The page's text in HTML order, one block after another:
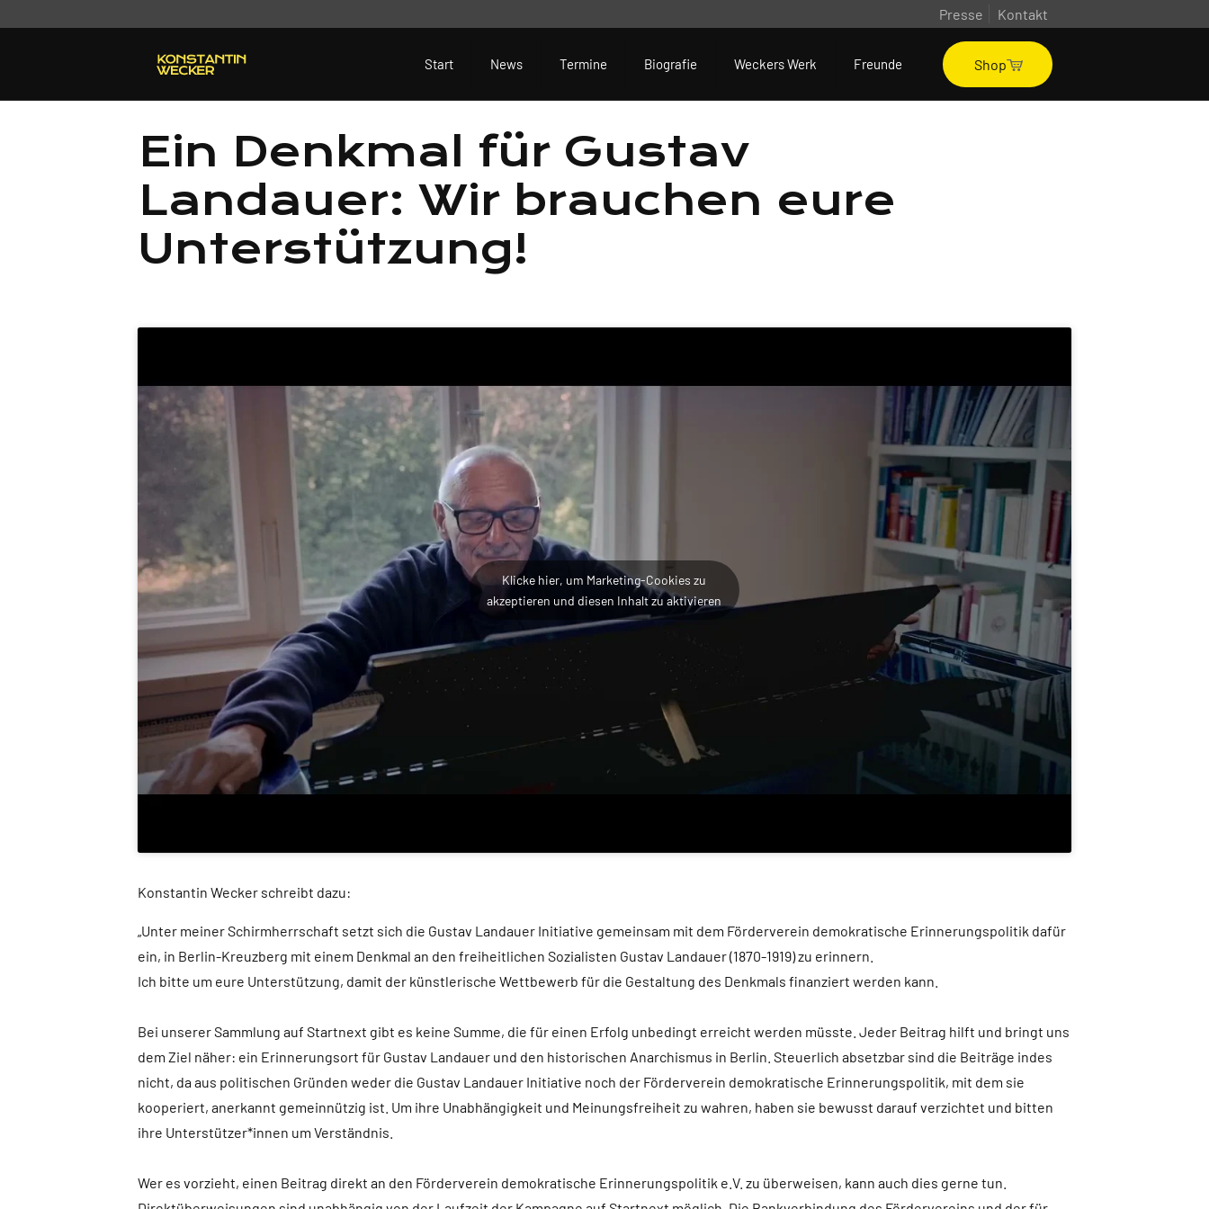
Presse Kontakt
Start News Termine Biografie Weckers Werk Freunde Shop
Ein Denkmal für Gustav
Landauer: Wir brauchen eure
Unterstützung!
Klicke hier, um Marketing-Cookies zu
akzeptieren und diesen Inhalt zu aktivieren
Konstantin Wecker schreibt dazu:
„Unter meiner Schirmherrschaft setzt sich die Gustav Landauer Initiative gemeinsam mit dem Förderverein demokratische Erinnerungspolitik dafür
ein, in Berlin-Kreuzberg mit einem Denkmal an den freiheitlichen Sozialisten Gustav Landauer (1870-1919) zu erinnern.
Ich bitte um eure Unterstützung, damit der künstlerische Wettbewerb für die Gestaltung des Denkmals finanziert werden kann.
Bei unserer Sammlung auf Startnext gibt es keine Summe, die für einen Erfolg unbedingt erreicht werden müsste. Jeder Beitrag hilft und bringt uns
dem Ziel näher: ein Erinnerungsort für Gustav Landauer und den historischen Anarchismus in Berlin. Steuerlich absetzbar sind die Beiträge indes
nicht, da aus politischen Gründen weder die Gustav Landauer Initiative noch der Förderverein demokratische Erinnerungspolitik, mit dem sie
kooperiert, anerkannt gemeinnützig ist. Um ihre Unabhängigkeit und Meinungsfreiheit zu wahren, haben sie bewusst darauf verzichtet und bitten
ihre Unterstützer*innen um Verständnis.
Wer es vorzieht, einen Beitrag direkt an den Förderverein demokratische Erinnerungspolitik e.V. zu überweisen, kann auch dies gerne tun.